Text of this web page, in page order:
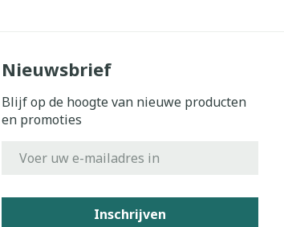
Nieuwsbrief
Blijf op de hoogte van nieuwe producten
en promoties
Inschrijven